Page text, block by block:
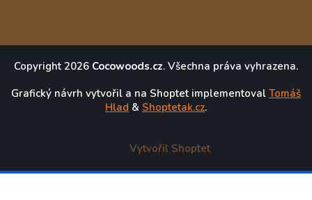
Copyright 2026 Cocowoods.cz. Všechna práva vyhrazena.
Grafický návrh vytvořil a na Shoptet implementoval Tomáš
Hlad & Shoptetak.cz.
Vytvořil Shoptet